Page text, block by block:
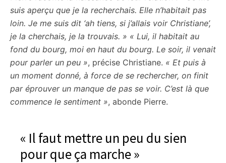
suis aperçu que je la recherchais. Elle n’habitait pas
loin. Je me suis dit ‘ah tiens, si j’allais voir Christiane’,
je la cherchais, je la trouvais. » « Lui, il habitait au
fond du bourg, moi en haut du bourg. Le soir, il venait
pour parler un peu », précise Christiane. « Et puis à
un moment donné, à force de se rechercher, on finit
par éprouver un manque de pas se voir. C’est là que
commence le sentiment », abonde Pierre.
« Il faut mettre un peu du sien
pour que ça marche »